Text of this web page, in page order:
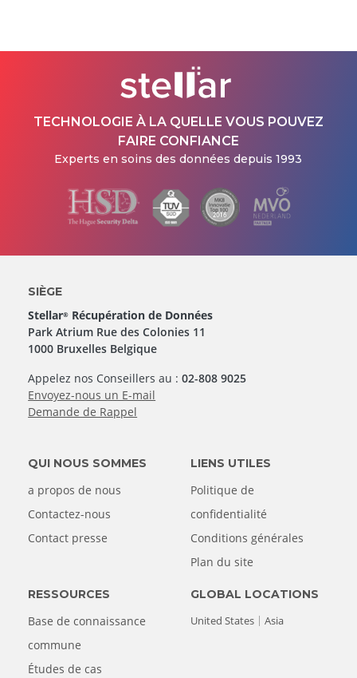
TECHNOLOGIE À LA QUELLE VOUS POUVEZ
FAIRE CONFIANCE
Experts en soins des données depuis 1993
SIÈGE
Stellar® Récupération de Données
Park Atrium Rue des Colonies 11
1000 Bruxelles Belgique
Appelez nos Conseillers au :02-808 9025
Envoyez-nous un E-mail
Demande de Rappel
QUI NOUS SOMMES
a propos de nous
Contactez-nous
Contact presse
LIENS UTILES
Politique de
confidentialité
Conditions générales
Plan du site
RESSOURCES
Base de connaissance
commune
Études de cas
GLOBAL LOCATIONS
United States
Asia